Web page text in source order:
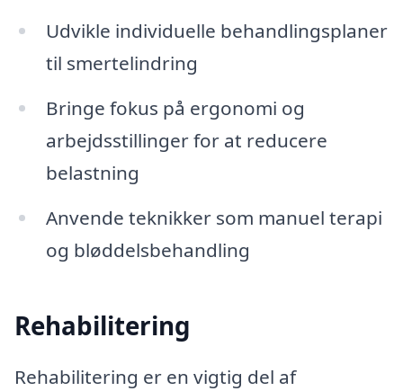
Udvikle individuelle behandlingsplaner
til smertelindring
Bringe fokus på ergonomi og
arbejdsstillinger for at reducere
belastning
Anvende teknikker som manuel terapi
og bløddelsbehandling
Rehabilitering
Rehabilitering er en vigtig del af